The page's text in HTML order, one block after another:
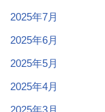
2025年7月
2025年6月
2025年5月
2025年4月
2025年3月